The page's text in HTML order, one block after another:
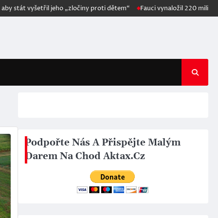
vyšetřil jeho „zločiny proti dětem“ Fauci vynaložil 220 milionů
Podpořte Nás A Přispějte Malým
Darem Na Chod Aktax.Cz